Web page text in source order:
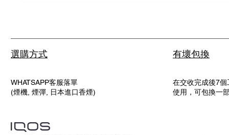
選購方式
WHATSAPP客服落單
(煙機, 煙彈, 日本進口香煙)
有壞包換
在交收完成後7
使用，可包換一